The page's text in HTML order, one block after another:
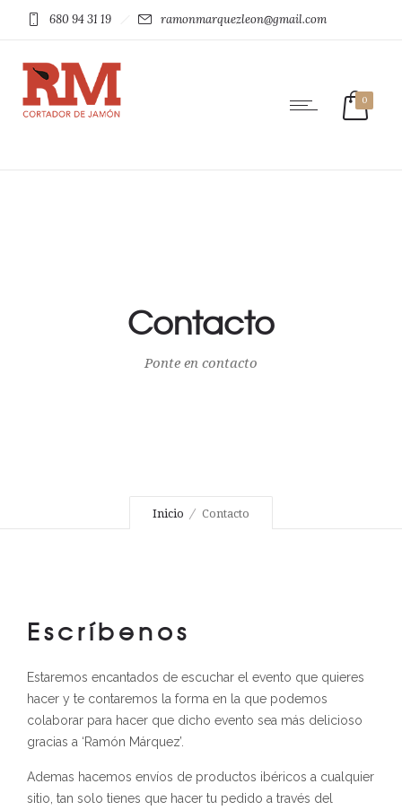
680 94 31 19 ramonmarquezleon@gmail.com
0
Contacto
Ponte en contacto
Inicio Contacto
Escríbenos
Estaremos encantados de escuchar el evento que quieres
hacer y te contaremos la forma en la que podemos
colaborar para hacer que dicho evento sea más delicioso
gracias a ‘Ramón Márquez’.
Ademas hacemos envíos de productos ibéricos a cualquier
sitio, tan solo tienes que hacer tu pedido a través del